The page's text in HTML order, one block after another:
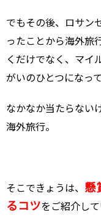
でもその後、ロサン
ったことから海外旅
くだけでなく、マイ
がいのひとつになっ
なかなか当たらない
海外旅行。
そこできょうは、 懸
るコツをご紹介して